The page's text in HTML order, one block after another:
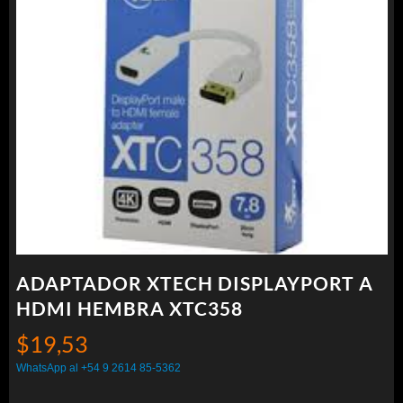
ADAPTADOR XTECH DISPLAYPORT A
HDMI HEMBRA XTC358
$19,53
WhatsApp al +54 9 2614 85-5362